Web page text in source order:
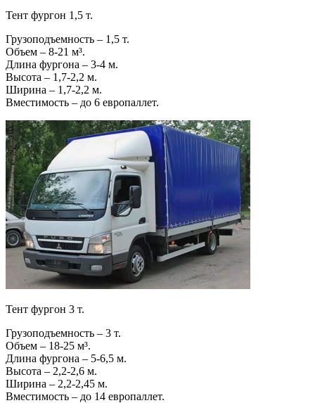
Тент фургон 1,5 т.
Грузоподъемность – 1,5 т.
Объем – 8-21 м³.
Длина фургона – 3-4 м.
Высота – 1,7-2,2 м.
Ширина – 1,7-2,2 м.
Вместимость – до 6 европаллет.
Тент фургон 3 т.
Грузоподъемность – 3 т.
Объем – 18-25 м³.
Длина фургона – 5-6,5 м.
Высота – 2,2-2,6 м.
Ширина – 2,2-2,45 м.
Вместимость – до 14 европаллет.